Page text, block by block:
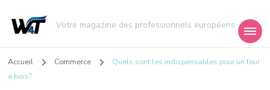
Votre magazine des professionnels européens
Accueil Commerce
Quels sont les indispensables pour un four
à bois?